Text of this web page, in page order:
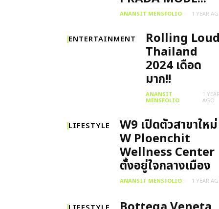
ANANSIT MENSFOLIO 1 YEAR
ENTERTAINMENT Rolling Loud
Thailand
2024 เดือด
มาก!!
ANANSIT
MENSFOLIO
1 YEAR
AGO
LIFESTYLE W9 เปิดตัวสาขาใหม่
W Ploenchit
Wellness Center
ตั้งอยู่ใจกลางเมือง
ANANSIT MENSFOLIO 1 YEAR